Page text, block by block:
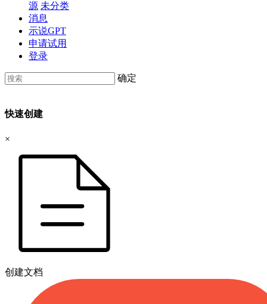
源 未分类
消息
示说GPT
申请试用
登录
确定
快速创建
×
创建文档